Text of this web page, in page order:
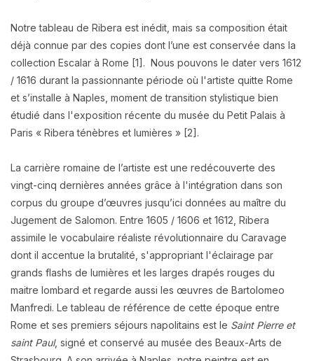
Notre tableau de Ribera est inédit, mais sa composition était
déjà connue par des copies dont l’une est conservée dans la
collection Escalar à Rome [1]. Nous pouvons le dater vers 1612
/ 1616 durant la passionnante période où l'artiste quitte Rome
et s’installe à Naples, moment de transition stylistique bien
étudié dans l'exposition récente du musée du Petit Palais à
Paris « Ribera ténèbres et lumières » [2].
La carrière romaine de l’artiste est une redécouverte des
vingt-cinq dernières années grâce à l'intégration dans son
corpus du groupe d’œuvres jusqu’ici données au maître du
Jugement de Salomon. Entre 1605 / 1606 et 1612, Ribera
assimile le vocabulaire réaliste révolutionnaire du Caravage
dont il accentue la brutalité, s'appropriant l'éclairage par
grands flashs de lumières et les larges drapés rouges du
maitre lombard et regarde aussi les œuvres de Bartolomeo
Manfredi. Le tableau de référence de cette époque entre
Rome et ses premiers séjours napolitains est le Saint Pierre et
saint Paul, signé et conservé au musée des Beaux-Arts de